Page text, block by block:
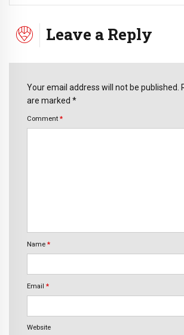
Leave a Reply
Your email address will not be published.
are marked *
Comment *
Name *
Email *
Website